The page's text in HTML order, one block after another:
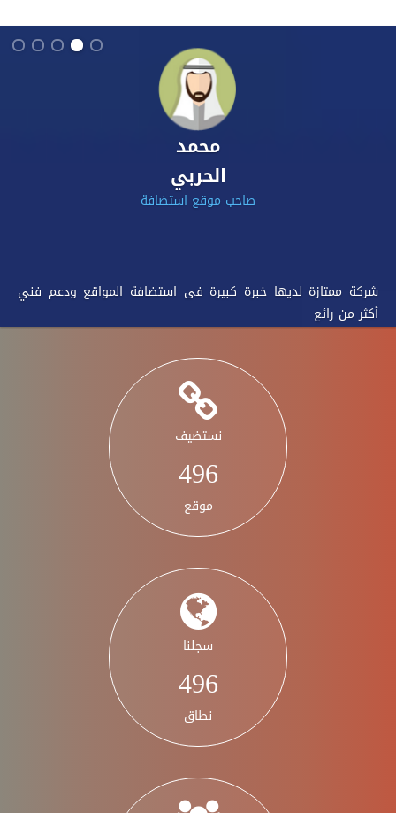
محمد
الحربي
صاحب موقع استضافة
شركة ممتازة لديها خبرة كبيرة فى استضافة المواقع ودعم
أكثر من رائع
نستضيف
583
موقع
سجلنا
583
نطاق